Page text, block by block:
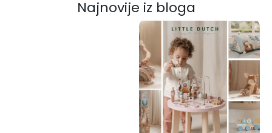
Najnovije iz bloga